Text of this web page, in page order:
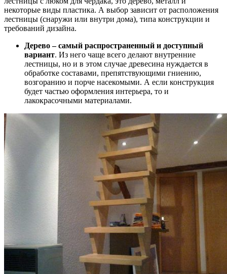
некоторые виды пластика. А выбор зависит от расположения
лестницы (снаружи или внутри дома), типа конструкции и
требований дизайна.
Дерево – самый распространенный и доступный
вариант. Из него чаще всего делают внутренние
лестницы, но и в этом случае древесина нуждается в
обработке составами, препятствующими гниению,
возгоранию и порче насекомыми. А если конструкция
будет частью оформления интерьера, то и
лакокрасочными материалами.